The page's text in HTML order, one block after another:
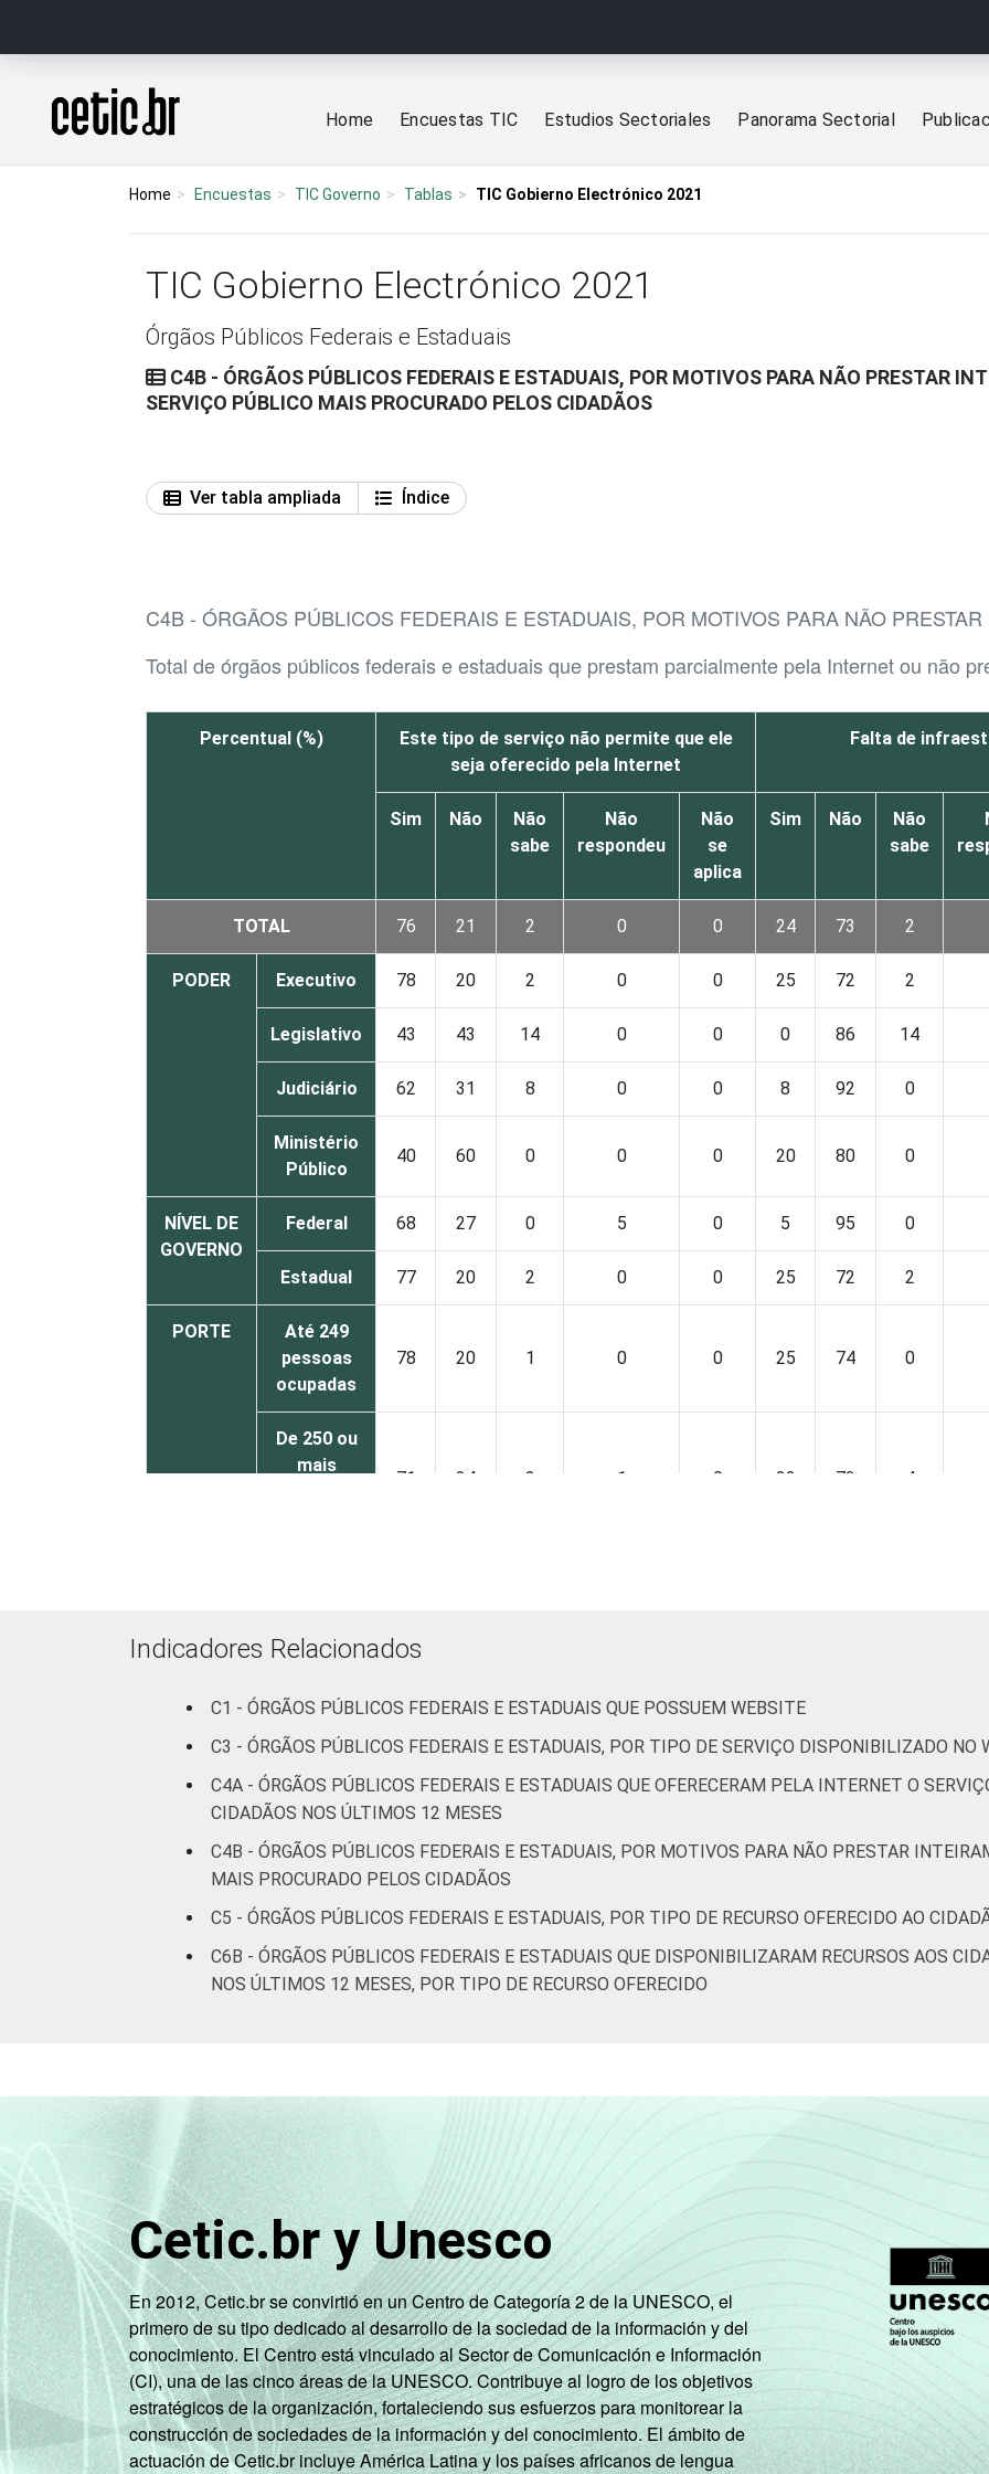
Página inicial
Home Encuestas TIC Estudios Sectoriales Panorama Sectorial
Home Encuestas TIC Governo Tablas TIC Gobierno Electrónico 2021
TIC Gobierno Electrónico 2021
Órgãos Públicos Federais e Estaduais
C4B - ÓRGÃOS PÚBLICOS FEDERAIS E ESTADUAIS, POR MOTIVOS PARA NÃO PRESTAR
SERVIÇO PÚBLICO MAIS PROCURADO PELOS CIDADÃOS
Ver tabla ampliada
Índice
C4B - ÓRGÃOS PÚBLICOS FEDERAIS E ESTADUAIS, POR MOTIVOS PARA NÃO
Total de órgãos públicos federais e estaduais que prestam parcialmente pela Internet ou não
Percentual (%)
Este tipo de serviço não permite que ele
seja oferecido pela Internet
Falta de
Sim Não
Não
sabe
Não
respondeu
Não
se
aplica
Sim Não
Não
sabe
TOTAL 76 21 2 0 0 24 73 2
PODER Executivo 78 20 2 0 0 25 72 2
Legislativo 43 43 14 0 0 0 86 14
Judiciário 62 31 8 0 0 8 92 0
Ministério
Público
40 60 0 0 0 20 80 0
NÍVEL DE
GOVERNO
Federal 68 27 0 5 0 5 95 0
Estadual 77 20 2 0 0 25 72 2
PORTE
Até 249
pessoas
ocupadas
78 20 1 0 0 25 74 0
De 250 ou
mais
71 24 3 1 0 23 73 4
Fonte: CGI.br/NIC.br, Centro Regional de Estudos para o Desenvolvimento da Sociedade da
Indicadores Relacionados
C1 - ÓRGÃOS PÚBLICOS FEDERAIS E ESTADUAIS QUE POSSUEM WEBSITE
C3 - ÓRGÃOS PÚBLICOS FEDERAIS E ESTADUAIS, POR TIPO DE SERVIÇO DISPONIBILIZADO NO
C4A - ÓRGÃOS PÚBLICOS FEDERAIS E ESTADUAIS QUE OFERECERAM PELA INTERNET O
CIDADÃOS NOS ÚLTIMOS 12 MESES
C4B - ÓRGÃOS PÚBLICOS FEDERAIS E ESTADUAIS, POR MOTIVOS PARA NÃO PRESTAR
MAIS PROCURADO PELOS CIDADÃOS
C5 - ÓRGÃOS PÚBLICOS FEDERAIS E ESTADUAIS, POR TIPO DE RECURSO OFERECIDO AO
C6B - ÓRGÃOS PÚBLICOS FEDERAIS E ESTADUAIS QUE DISPONIBILIZARAM RECURSOS AOS
NOS ÚLTIMOS 12 MESES, POR TIPO DE RECURSO OFERECIDO
Cetic.br y Unesco
En 2012, Cetic.br se convirtió en un Centro de Categoría 2 de la UNESCO, el
primero de su tipo dedicado al desarrollo de la sociedad de la información y del
conocimiento. El Centro está vinculado al Sector de Comunicación e Información
(CI), una de las cinco áreas de la UNESCO. Contribuye al logro de los objetivos
estratégicos de la organización, fortaleciendo sus esfuerzos para monitorear la
construcción de sociedades de la información y del conocimiento. El ámbito de
actuación de Cetic.br incluye América Latina y los países africanos de lengua